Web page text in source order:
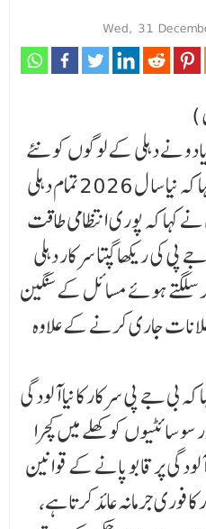
Wed, 31
نے دہلی کے لوگوں کو نئے
سال کی مبارکباد دیتے ہوئے کہا کہ نیا سا ل 2026 تمام دہلی
کہا کہ پوری انتظامی طاقت
پی کی ریکھا گپتا سرکار دہلی
سلگتے ہوئے مسائل کے سنگین
جاری کرنے کے علاوہ
بی جے پی سرکار کا نیا آلودگی
سا ئٹیوں کو کھلے میں کچرا
پر قابو پانے کے قوانین
ورزی کرنے پر 5ہزار کا فوری جرمانہ عائد کرتا ہے،